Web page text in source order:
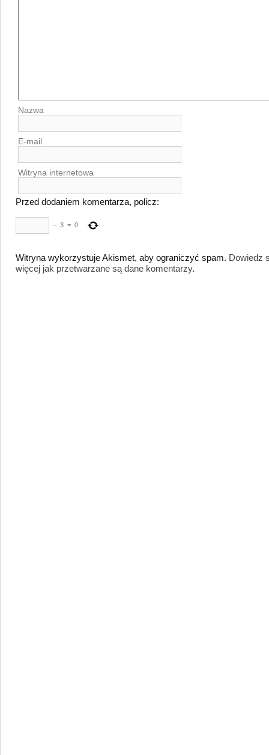
Nazwa
E-mail
Witryna internetowa
Przed dodaniem komentarza, policz:
− 3 = 0
Witryna wykorzystuje Akismet, aby ograniczyć spam. Dowiedz
więcej jak przetwarzane są dane komentarzy.